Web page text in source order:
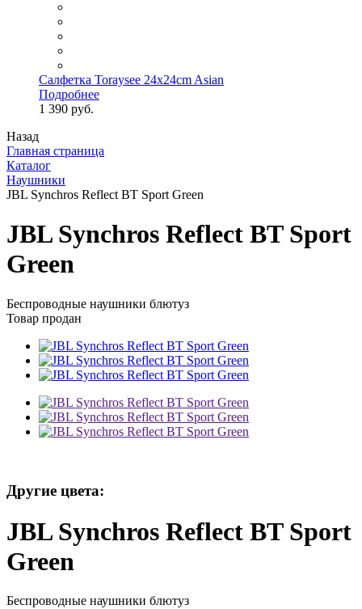
Салфетка Toraysee 24x24cm Asian
Подробнее
1 390 руб.
Назад
Главная страница
Каталог
Наушники
JBL Synchros Reflect BT Sport Green
JBL Synchros Reflect BT Sport
Green
Беспроводные наушники блютуз
Товар продан
Другие цвета:
JBL Synchros Reflect BT Sport
Green
Беспроводные наушники блютуз